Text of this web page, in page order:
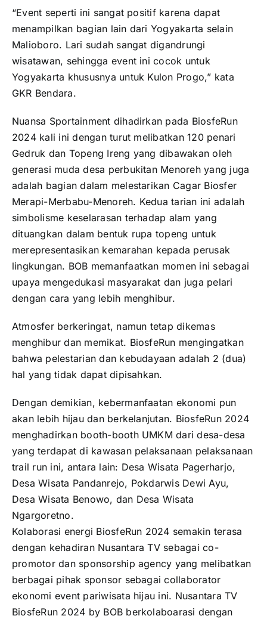
“Event seperti ini sangat positif karena dapat
menampilkan bagian lain dari Yogyakarta selain
Malioboro. Lari sudah sangat digandrungi
wisatawan, sehingga event ini cocok untuk
Yogyakarta khususnya untuk Kulon Progo,” kata
GKR Bendara.
Nuansa Sportainment dihadirkan pada BiosfeRun
2024 kali ini dengan turut melibatkan 120 penari
Gedruk dan Topeng Ireng yang dibawakan oleh
generasi muda desa perbukitan Menoreh yang juga
adalah bagian dalam melestarikan Cagar Biosfer
Merapi-Merbabu-Menoreh. Kedua tarian ini adalah
simbolisme keselarasan terhadap alam yang
dituangkan dalam bentuk rupa topeng untuk
merepresentasikan kemarahan kepada perusak
lingkungan. BOB memanfaatkan momen ini sebagai
upaya mengedukasi masyarakat dan juga pelari
dengan cara yang lebih menghibur.
Atmosfer berkeringat, namun tetap dikemas
menghibur dan memikat. BiosfeRun mengingatkan
bahwa pelestarian dan kebudayaan adalah 2 (dua)
hal yang tidak dapat dipisahkan.
Dengan demikian, kebermanfaatan ekonomi pun
akan lebih hijau dan berkelanjutan. BiosfeRun 2024
menghadirkan booth-booth UMKM dari desa-desa
yang terdapat di kawasan pelaksanaan pelaksanaan
trail run ini, antara lain: Desa Wisata Pagerharjo,
Desa Wisata Pandanrejo, Pokdarwis Dewi Ayu,
Desa Wisata Benowo, dan Desa Wisata
Ngargoretno.
Kolaborasi energi BiosfeRun 2024 semakin terasa
dengan kehadiran Nusantara TV sebagai co-
promotor dan sponsorship agency yang melibatkan
berbagai pihak sponsor sebagai collaborator
ekonomi event pariwisata hijau ini. Nusantara TV
BiosfeRun 2024 by BOB berkolaboarasi dengan